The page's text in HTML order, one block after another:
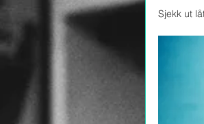
Sjekk ut